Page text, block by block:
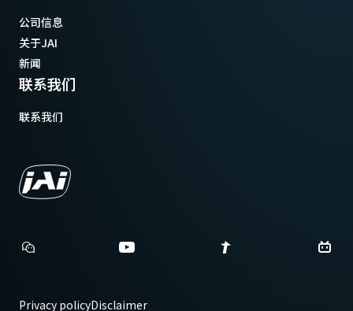
公司信息
关于JAI
新闻
联系我们
联系我们
Privacy policyDisclaimer